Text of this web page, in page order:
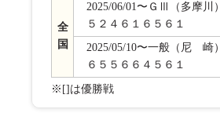
全
国
2025/06/01〜ＧⅢ（多摩川）
５２４６１６５６１
2025/05/10〜一般（尼 崎）
６５５６６４５６１
※[]は優勝戦